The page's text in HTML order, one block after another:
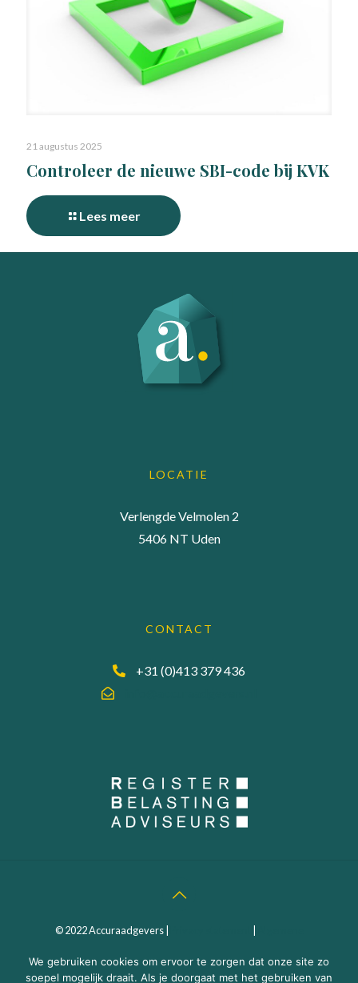
21 augustus 2025
Controleer de nieuwe SBI-code bij KVK
Lees meer
LOCATIE
Verlengde Velmolen 2
5406 NT Uden
CONTACT
+31 (0)413 379 436
© 2022 Accuraadgevers |
We gebruiken cookies om ervoor te zorgen dat onze site zo
soepel mogelijk draait. Als je doorgaat met het gebruiken van